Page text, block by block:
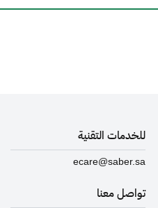
للخدمات التقنية
ecare@saber.sa
تواصل معنا